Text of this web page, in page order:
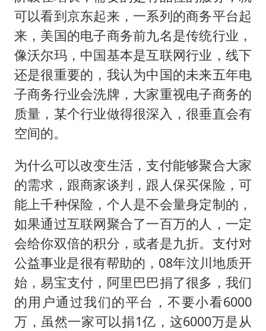
可以看到京东起来，一系列的商务平台起
来，美国的电子商务前九名是传统行业，
像沃尔玛，中国基本是互联网行业，线下
还是很重要的，我认为中国的未来五年电
子商务行业会洗牌，大家重视电子商务的
质量，某个行业做得很深入，很垂直会有
空间的。
为什么可以改变生活，支付能够聚合大家
的需求，跟商家谈判，跟人保买保险，可
能上千种保险，个人是不会量身定制的，
如果通过互联网聚合了一百万的人，一定
会给你双倍的积分，或者是九折。支付对
公益事业是很有帮助的，08年汶川地质开
始，易宝支付，阿里巴巴捐了很多，我们
的用户通过我们的平台，不要小看6000
万，虽然一家可以捐1亿，这6000万是从